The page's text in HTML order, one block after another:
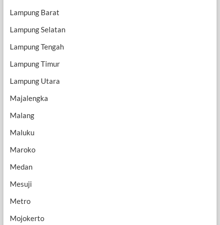
Lampung Barat
Lampung Selatan
Lampung Tengah
Lampung Timur
Lampung Utara
Majalengka
Malang
Maluku
Maroko
Medan
Mesuji
Metro
Mojokerto